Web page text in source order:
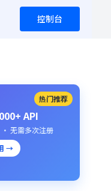
控制台
热门推荐
API
· 无需多次注册
→